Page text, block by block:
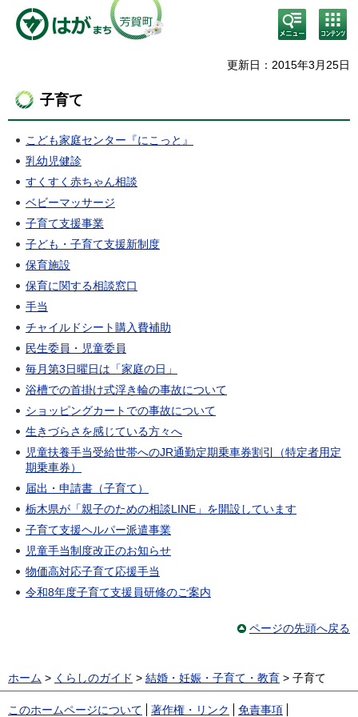
検
索・
メニ
コン
テン
ニュ
更新日：2015年3月25日
子育て
こども家庭センター『にこっと』
乳幼児健診
すくすく赤ちゃん相談
ベビーマッサージ
子育て支援事業
子ども・子育て支援新制度
保育施設
保育に関する相談窓口
手当
チャイルドシート購入費補助
民生委員・児童委員
毎月第3日曜日は「家庭の日」
浴槽での首掛け式浮き輪の事故について
ショッピングカートでの事故について
生きづらさを感じている方々へ
児童扶養手当受給世帯へのJR通勤定期乗車券割引（特定者用定
期乗車券）
届出・申請書（子育て）
栃木県が「親子のための相談LINE」を開設しています
子育て支援ヘルパー派遣事業
児童手当制度改正のお知らせ
物価高対応子育て応援手当
令和8年度子育て支援員研修のご案内
ページの先頭へ戻る
ホーム > くらしのガイド > 結婚・妊娠・子育て・教育 > 子育て
このホームページについて 著作権・リンク 免責事項